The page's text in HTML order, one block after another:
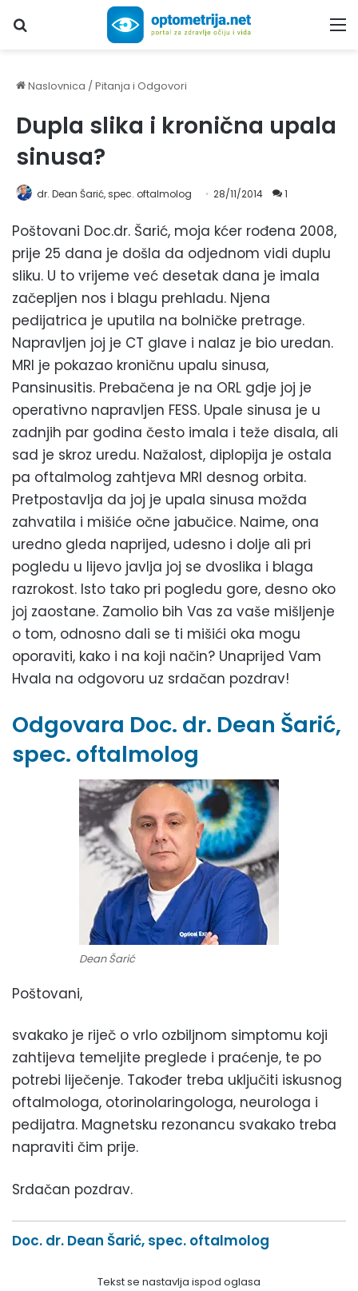
Upiši traženi pojam...
Naslovnica /Pitanja i Odgovori
Dupla slika i kronična upala
sinusa?
dr. Dean Šarić, spec. oftalmolog 28/11/2014 1
Poštovani Doc.dr. Šarić, moja kćer rođena 2008,
prije 25 dana je došla da odjednom vidi duplu
sliku. U to vrijeme već desetak dana je imala
začepljen nos i blagu prehladu. Njena
pedijatrica je uputila na bolničke pretrage.
Napravljen joj je CT glave i nalaz je bio uredan.
MRI je pokazao kroničnu upalu sinusa,
Pansinusitis. Prebačena je na ORL gdje joj je
operativno napravljen FESS. Upale sinusa je u
zadnjih par godina često imala i teže disala, ali
sad je skroz uredu. Nažalost, diplopija je ostala
pa oftalmolog zahtjeva MRI desnog orbita.
Pretpostavlja da joj je upala sinusa možda
zahvatila i mišiće očne jabučice. Naime, ona
uredno gleda naprijed, udesno i dolje ali pri
pogledu u lijevo javlja joj se dvoslika i blaga
razrokost. Isto tako pri pogledu gore, desno oko
joj zaostane. Zamolio bih Vas za vaše mišljenje
o tom, odnosno dali se ti mišići oka mogu
oporaviti, kako i na koji način? Unaprijed Vam
Hvala na odgovoru uz srdačan pozdrav!
Odgovara Doc. dr. Dean Šarić,
spec. oftalmolog
Dean Šarić
Poštovani,
svakako je riječ o vrlo ozbiljnom simptomu koji
zahtijeva temeljite preglede i praćenje, te po
potrebi liječenje. Također treba uključiti iskusnog
oftalmologa, otorinolaringologa, neurologa i
pedijatra. Magnetsku rezonancu svakako treba
napraviti čim prije.
Srdačan pozdrav.
Doc. dr. Dean Šarić, spec. oftalmolog
Tekst se nastavlja ispod oglasa